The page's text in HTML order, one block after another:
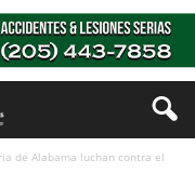
de Alabama luchan contra el